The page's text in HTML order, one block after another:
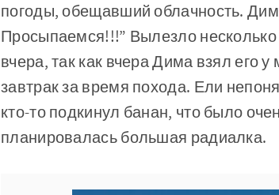
погоды, обещавший облачность.
Просыпаемся!!!” Вылезло
вчера, так как вчера Дима взял его
завтрак за время похода. Ели
кто-то подкинул банан, что было
планировалась большая радиалка.